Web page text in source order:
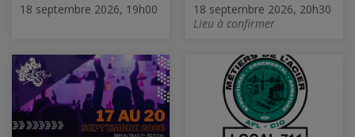
18 septembre 2026, 19h00
18 septembre 2026, 20h30
Lieu à confirmer